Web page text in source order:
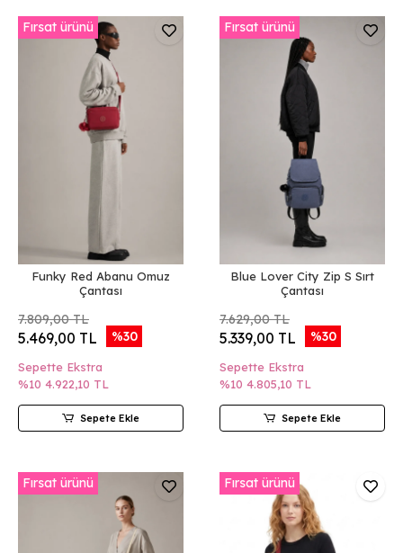
Fırsat ürünü
Funky Red Abanu Omuz
Çantası
7.809,00 TL
5.469,00 TL %30
Sepette Ekstra
%10 4.922,10 TL
Sepete Ekle
Fırsat ürünü
Blue Lover City Zip S Sırt
Çantası
7.629,00 TL
5.339,00 TL %30
Sepette Ekstra
%10 4.805,10 TL
Sepete Ekle
Fırsat ürünü Fırsat ürünü